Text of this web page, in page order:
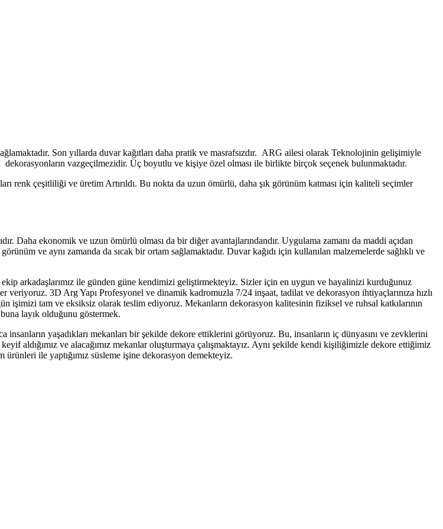
Son yıllarda duvar kağıtları daha pratik ve masrafsızdır. ARG ailesi olarak Teknolojinin gelişimiyle
dekorasyonların vazgeçilmezidir. Üç boyutlu ve kişiye özel olması ile birlikte birçok seçenek bulunmaktadır.
renk çeşitliliği ve üretim Artırıldı. Bu nokta da uzun ömürlü, daha şık görünüm katması için kaliteli seçimler
Daha ekonomik ve uzun ömürlü olması da bir diğer avantajlarındandır. Uygulama zamanı da maddi açıdan
ve aynı zamanda da sıcak bir ortam sağlamaktadır. Duvar kağıdı için kullanılan malzemelerde sağlıklı ve
arkadaşlarımız ile günden güne kendimizi geliştirmekteyiz. Sizler için en uygun ve hayalinizi kurduğunuz
veriyoruz. 3D Arg Yapı Profesyonel ve dinamik kadromuzla 7/24 inşaat, tadilat ve dekorasyon ihtiyaçlarınıza hızlı
tam ve eksiksiz olarak teslim ediyoruz. Mekanların dekorasyon kalitesinin fiziksel ve ruhsal katkılarının
layık olduğunu göstermek.
insanların yaşadıkları mekanları bir şekilde dekore ettiklerini görüyoruz. Bu, insanların iç dünyasını ve zevklerini
aldığımız ve alacağımız mekanlar oluşturmaya çalışmaktayız. Aynı şekilde kendi kişiliğimizle dekore ettiğimiz
ürünleri ile yaptığımız süsleme işine dekorasyon demekteyiz.